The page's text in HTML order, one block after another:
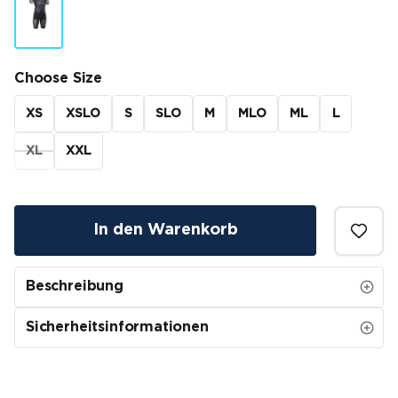
Choose Size
XS XSLO S SLO M MLO ML L
XL XXL
In den Warenkorb
Beschreibung
Sicherheitsinformationen